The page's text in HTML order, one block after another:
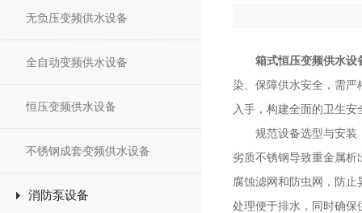
无负压变频供水设备
全自动变频供水设备
恒压变频供水设备
不锈钢成套变频供水设备
消防泵设备
箱式恒压变频供水设
染、保障供水安全，需
入手，构建全面的卫生
规范设备选型与安装，
劣质不锈钢导致重金属
腐蚀滤网和防虫网，防
处理便于排水，同时确